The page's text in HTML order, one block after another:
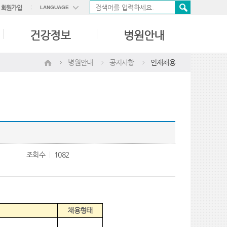
회원가입 LANGUAGE
中國語
건강정보 병원안내
병원안내 공지사항 인재채용
조회수 1082
채용형태